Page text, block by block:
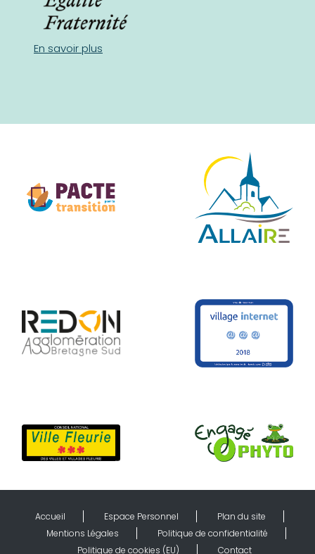
En savoir plus
Accueil Espace Personnel
Plan du site
Mentions Légales
Politique de confidentialité
Politique de cookies (EU)
Contact